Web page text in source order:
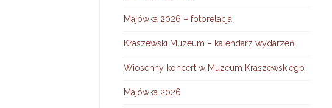
Majówka 2026 – fotorelacja
Kraszewski Muzeum – kalendarz wydarzeń
Wiosenny koncert w Muzeum Kraszewskiego
Majówka 2026